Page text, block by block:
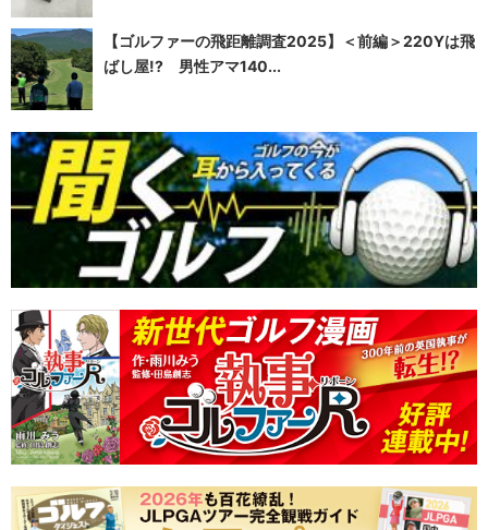
【ゴルファーの飛距離調査2025】＜前編＞220Yは飛
ばし屋!? 男性アマ140...